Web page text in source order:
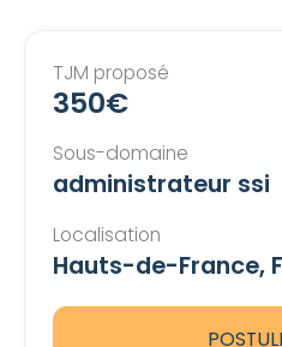
TJM proposé
350€
Sous-domaine
administrateur ssi
Localisation
Hauts-de-France,